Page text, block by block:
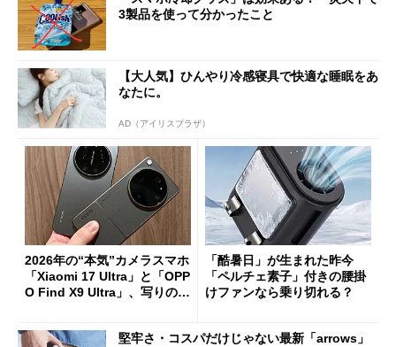
3製品を使って分かったこと
【大人気】ひんやり冷感寝具で快適な睡眠をあ
なたに。
AD（アイリスプラザ）
2026年の“本気”カメラスマホ
「Xiaomi 17 Ultra」と「OPP
O Find X9 Ultra」、写りの違
「酷暑日」が生まれた昨今
「ペルチェ素子」付きの腰掛
けファンなら乗り切れる？
堅牢さ・コスパだけじゃない最新「arrows」